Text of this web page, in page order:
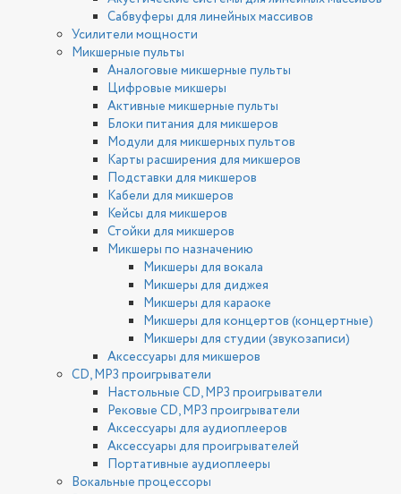
Сабвуферы для линейных массивов
Усилители мощности
Микшерные пульты
Аналоговые микшерные пульты
Цифровые микшеры
Активные микшерные пульты
Блоки питания для микшеров
Модули для микшерных пультов
Карты расширения для микшеров
Подставки для микшеров
Кабели для микшеров
Кейсы для микшеров
Стойки для микшеров
Микшеры по назначению
Микшеры для вокала
Микшеры для диджея
Микшеры для караоке
Микшеры для концертов (концертные)
Микшеры для студии (звукозаписи)
Аксессуары для микшеров
CD, MP3 проигрыватели
Настольные CD, MP3 проигрыватели
Рековые CD, MP3 проигрыватели
Аксессуары для аудиоплееров
Аксессуары для проигрывателей
Портативные аудиоплееры
Вокальные процессоры